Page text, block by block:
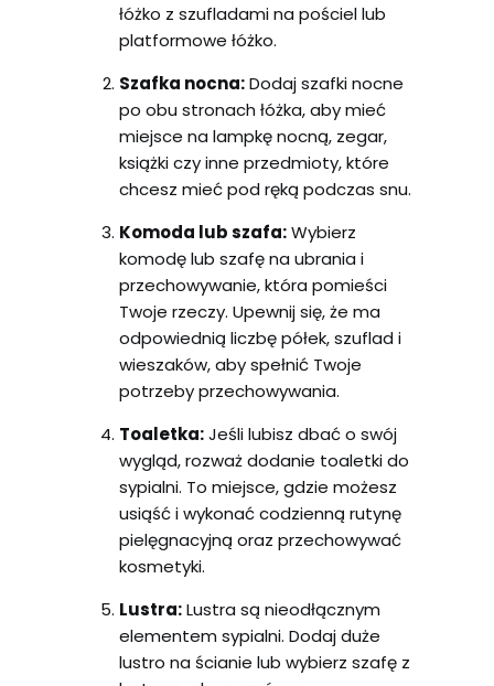
łóżko z szufladami na pościel lub
platformowe łóżko.
Szafka nocna:Dodaj szafki nocne
po obu stronach łóżka, aby mieć
miejsce na lampkę nocną, zegar,
książki czy inne przedmioty, które
chcesz mieć pod ręką podczas snu.
Komoda lub szafa:Wybierz
komodę lub szafę na ubrania i
przechowywanie, która pomieści
Twoje rzeczy. Upewnij się, że ma
odpowiednią liczbę półek, szuflad i
wieszaków, aby spełnić Twoje
potrzeby przechowywania.
Toaletka:Jeśli lubisz dbać o swój
wygląd, rozważ dodanie toaletki do
sypialni. To miejsce, gdzie możesz
usiąść i wykonać codzienną rutynę
pielęgnacyjną oraz przechowywać
kosmetyki.
Lustra:Lustra są nieodłącznym
elementem sypialni. Dodaj duże
lustro na ścianie lub wybierz szafę z